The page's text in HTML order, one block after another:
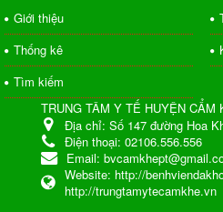
Giới thiệu
Thống kê
Tìm kiếm
TRUNG TÂM Y TẾ HUYỆN CẨM
Địa chỉ: Số 147 đường Hoa
Điện thoại: 02106.556.556
Email:
Website: http://
http://trungtamytecamkhe.vn